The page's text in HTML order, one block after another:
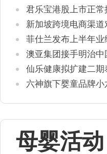
君乐宝港股上市正常
新加坡跨境电商渠
方健康证书通关要求
菲仕兰发布上半年业
澳亚集团接手明治中
仙乐健康拟扩建二
六神旗下婴童品牌
母婴活动